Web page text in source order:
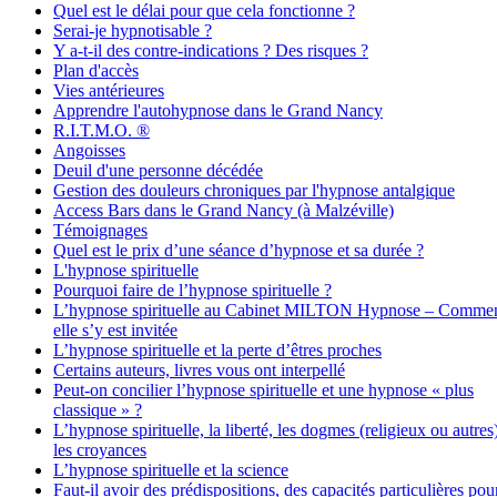
Quel est le délai pour que cela fonctionne ?
Serai-je hypnotisable ?
Y a-t-il des contre-indications ? Des risques ?
Plan d'accès
Vies antérieures
Apprendre l'autohypnose dans le Grand Nancy
R.I.T.M.O. ®
Angoisses
Deuil d'une personne décédée
Gestion des douleurs chroniques par l'hypnose antalgique
Access Bars dans le Grand Nancy (à Malzéville)
Témoignages
Quel est le prix d’une séance d’hypnose et sa durée ?
L'hypnose spirituelle
Pourquoi faire de l’hypnose spirituelle ?
L’hypnose spirituelle au Cabinet MILTON Hypnose –
elle s’y est invitée
L’hypnose spirituelle et la perte d’êtres proches
Certains auteurs, livres vous ont interpellé
Peut-on concilier l’hypnose spirituelle et une hypnose « plus
classique » ?
L’hypnose spirituelle, la liberté, les dogmes (religieux ou
les croyances
L’hypnose spirituelle et la science
Faut-il avoir des prédispositions, des capacités particulières